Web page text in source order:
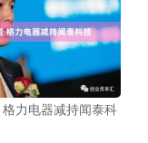
力电器减持闻泰科